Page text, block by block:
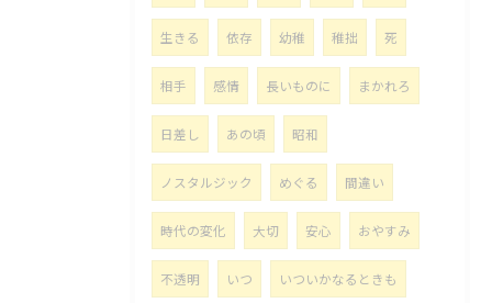
生きる 依存 幼稚 稚拙 死
相手 感情 長いものに まかれろ
日差し あの頃 昭和
ノスタルジック めぐる 間違い
時代の変化 大切 安心 おやすみ
不透明 いつ いついかなるときも